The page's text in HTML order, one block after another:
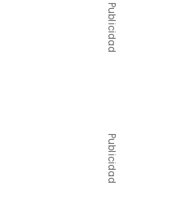
Publicidad
Publicidad